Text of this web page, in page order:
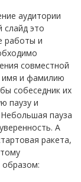
аудитории
это
работы и
совместной
имя и фамилию
собеседник их
паузу и
пауза
А
ракета,